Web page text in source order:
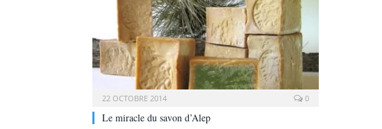
22 OCTOBRE 2014 0
Le miracle du savon d’Alep